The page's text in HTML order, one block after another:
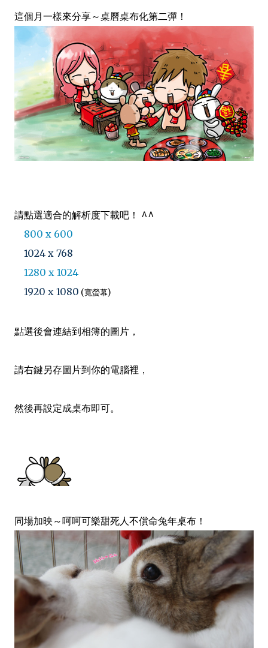
這個月一樣來分享～桌曆桌布化第二彈！
請點選適合的解析度下載吧！ ^^
800 x 600
1024 x 768
1280 x 1024
1920 x 1080 (寬螢幕)
點選後會連結到相簿的圖片，
請右鍵另存圖片到你的電腦裡，
然後再設定成桌布即可。
同場加映～呵呵可樂甜死人不償命兔年桌布！